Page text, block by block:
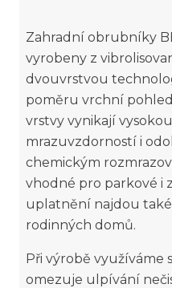
Zahradní obrubníky
vyrobeny z
dvouvrstvou
poměru vrchní
vrstvy vynikají
mrazuvzdorností i
chemickým
vhodné pro parkové i
uplatnění najdou
rodinných domů.
Při výrobě využíváme
omezuje ulpívání